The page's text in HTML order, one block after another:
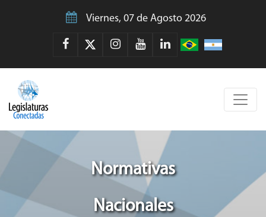
Viernes, 07 de Agosto 2026
Normativas
Nacionales